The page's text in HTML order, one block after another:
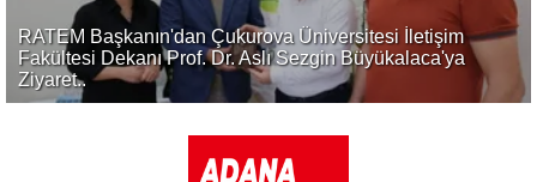
RATEM Başkanın'dan Çukurova Üniversitesi İletişim
Fakültesi Dekanı Prof. Dr. Aslı Sezgin Büyükalaca'ya
Ziyaret..